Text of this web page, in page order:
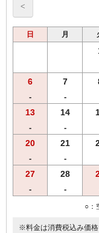
<
日 月
6
-
7
-
13
-
14
-
20
-
21
-
27
-
28
-
○：
※料金は消費税込み価格